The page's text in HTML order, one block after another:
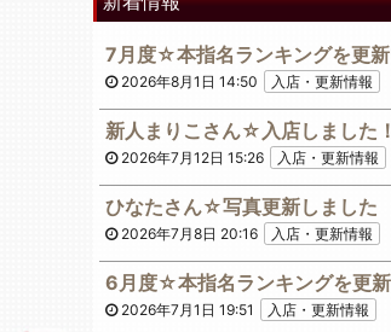
2026年8月1日 14:50 入店・更新情報
新人まりこさん☆入店しました！
2026年7月12日 15:26 入店・更新情報
ひなたさん☆写真更新しました
2026年7月8日 20:16 入店・更新情報
2026年7月1日 19:51 入店・更新情報